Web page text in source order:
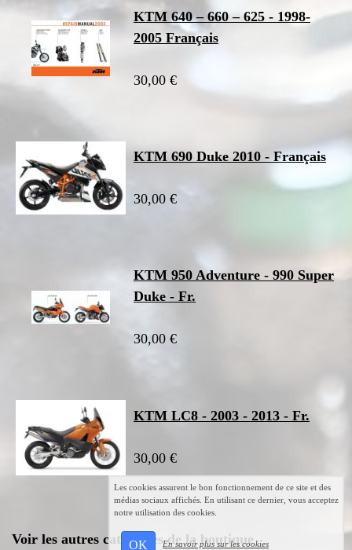
KTM 640 – 660 – 625 - 1998-
2005 Français
30,00 €
KTM 690 Duke 2010 - Français
30,00 €
KTM 950 Adventure - 990 Super
Duke - Fr.
30,00 €
KTM LC8 - 2003 - 2013 - Fr.
30,00 €
Voir les autres catégories de la boutique
Les cookies assurent le bon fonctionnement de ce site et des
médias sociaux affichés. En utilisant ce dernier, vous acceptez
notre utilisation des cookies.
OK En savoir plus sur les cookies